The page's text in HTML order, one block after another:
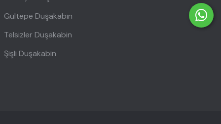
Gültepe Duşakabin
Telsizler Duşakabin
Şişli Duşakabin